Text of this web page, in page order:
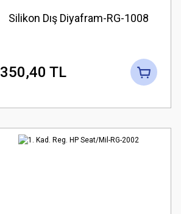
Silikon Dış Diyafram-RG-1008
350,40 TL